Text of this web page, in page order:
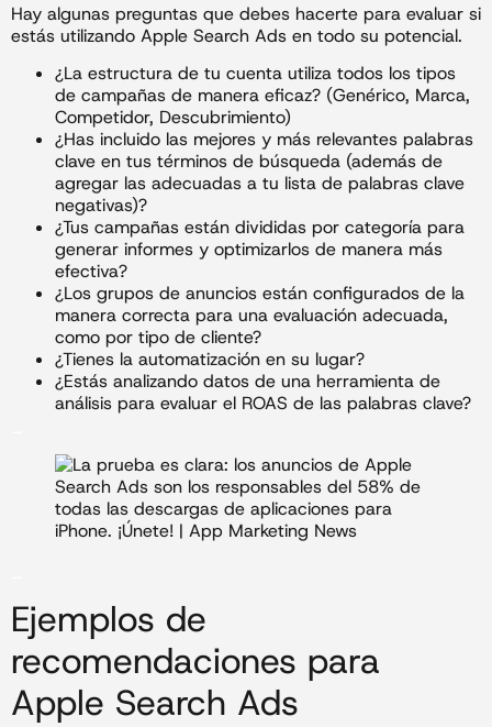
Hay algunas preguntas que debes hacerte para evaluar si
estás utilizando Apple Search Ads en todo su potencial.
¿La estructura de tu cuenta utiliza todos los tipos
de campañas de manera eficaz? (Genérico, Marca,
Competidor, Descubrimiento)
¿Has incluido las mejores y más relevantes palabras
clave en tus términos de búsqueda (además de
agregar las adecuadas a tu lista de palabras clave
negativas)?
¿Tus campañas están divididas por categoría para
generar informes y optimizarlos de manera más
efectiva?
¿Los grupos de anuncios están configurados de la
manera correcta para una evaluación adecuada,
como por tipo de cliente?
¿Tienes la automatización en su lugar?
¿Estás analizando datos de una herramienta de
análisis para evaluar el ROAS de las palabras clave?
Ejemplos de
recomendaciones para
Apple Search Ads